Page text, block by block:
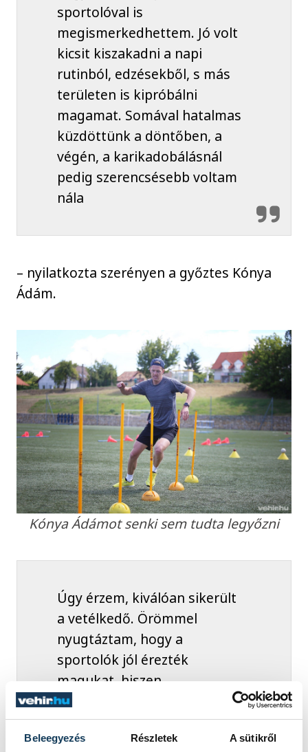
Beleegyezés Részletek A sütikről
sportolóval is
megismerkedhettem. Jó volt
kicsit kiszakadni a napi
rutinból, edzésekből, s más
területen is kipróbálni
magamat. Somával hatalmas
küzdöttünk a döntőben, a
végén, a karikadobálásnál
pedig szerencsésebb voltam
nála
– nyilatkozta szerényen a győztes Kónya
Ádám.
Kónya Ádámot senki sem tudta legyőzni
Úgy érzem, kiválóan sikerült
a vetélkedő. Örömmel
nyugtáztam, hogy a
sportolók jól érezték
magukat, hiszen
folyamatosan beszélgették,
viccelődtek egymással.
Ugyanakkor az is látszott,